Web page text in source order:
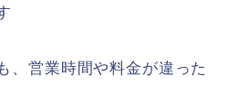
、営業時間や料金が違った